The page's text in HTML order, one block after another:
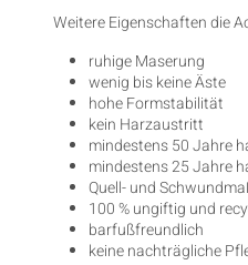
Weitere Eigenschaften die
ruhige Maserung
wenig bis keine Äste
hohe Formstabilität
kein Harzaustritt
mindestens 50 Jahre
mindestens 25 Jahre
Quell- und
100 % ungiftig und
barfußfreundlich
keine nachträgliche